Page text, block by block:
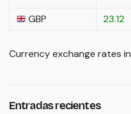
GBP
23.12
Currency exchange rates in
Entradas recientes